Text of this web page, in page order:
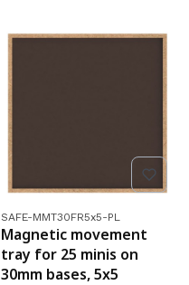
Kod produktu
SAFE-MMT30FR5x5-PL
Magnetic movement
tray for 25 minis on
30mm bases, 5x5